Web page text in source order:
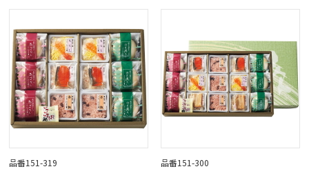
品番151-319
品番151-300